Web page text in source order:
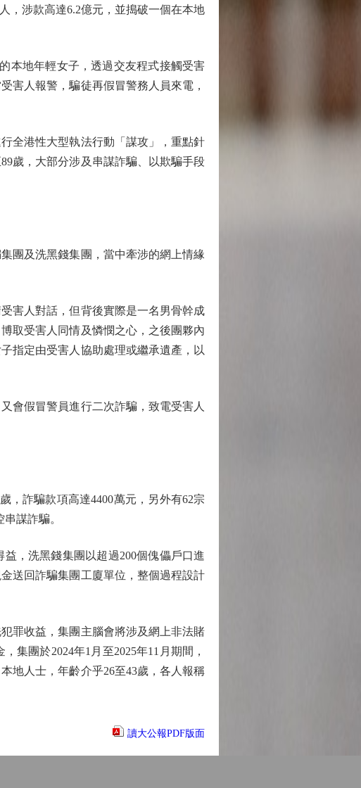
涉款高達6.2億元，並搗破一個在本地
地年輕女子，透過交友程式接觸受害
害人報警，騙徒再假冒警務人員來電，
全港性大型執法行動「謀攻」，重點針
歲，大部分涉及串謀詐騙、以欺騙手段
團及洗黑錢集團，當中牽涉的網上情緣
害人對話，但背後實際是一名男骨幹成
取受害人同情及憐憫之心，之後團夥內
指定由受害人協助處理或繼承遺產，以
假冒警員進行二次詐騙，致電受害人
詐騙款項高達4400萬元，另外有62宗
謀詐騙。
，洗黑錢集團以超過200個傀儡戶口進
送回詐騙集團工廈單位，整個過程設計
罪收益，集團主腦會將涉及網上非法賭
集團於2024年1月至2025年11月期間，
地人士，年齡介乎26至43歲，各人報稱
讀大公報PDF版面